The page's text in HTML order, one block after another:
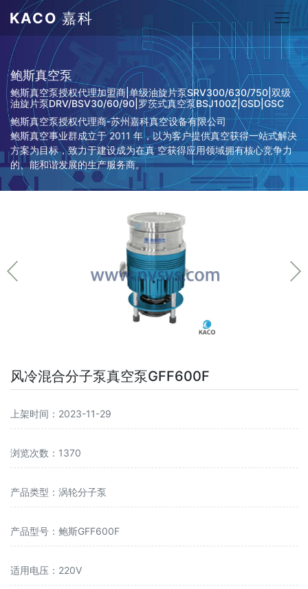
KACO嘉科
鲍斯真空泵
鲍斯真空泵授权代理加盟商|单级油旋片泵SRV300/630/750|双级
油旋片泵DRV/BSV30/60/90|罗茨式真空泵BSJ100Z|GSD|GSC
鲍斯真空泵授权代理商-苏州嘉科真空设备有限公司
鲍斯真空事业群成立于 2011 年，以为客户提供真空获得一站式解决
方案为目标，致力于建设成为在真 空获得应用领域拥有核心竞争力
的、能和谐发展的生产服务商。
风冷混合分子泵真空泵GFF600F
上架时间：2023-11-29
浏览次数：1370
产品类型：涡轮分子泵
产品型号：鲍斯GFF600F
适用电压：220V